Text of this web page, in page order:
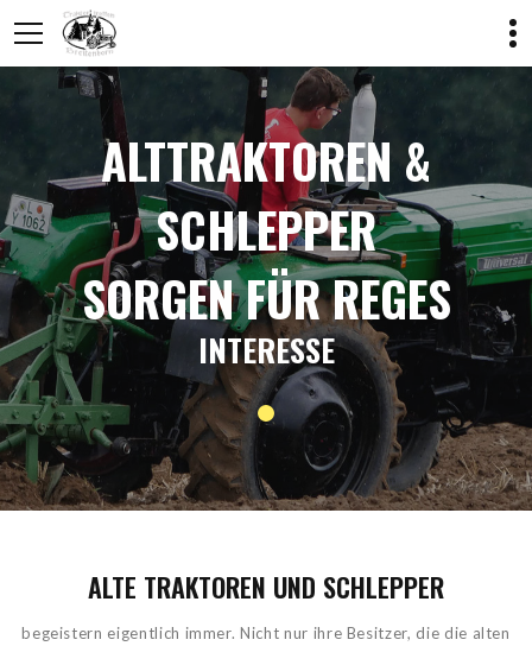
ALTTRAKTOREN &
SCHLEPPER
SORGEN FÜR REGES
INTERESSE
ALTE TRAKTOREN UND SCHLEPPER
begeistern eigentlich immer. Nicht nur ihre Besitzer, die die alten